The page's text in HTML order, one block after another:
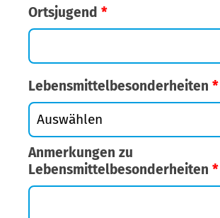
Ortsjugend *
Lebensmittelbesonderheiten *
Anmerkungen zu
Lebensmittelbesonderheiten *